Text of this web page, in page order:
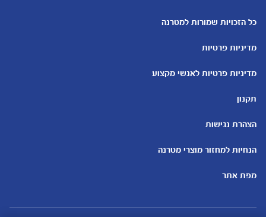
מחשבון ביוץ
מחשבון שמות
מחשבון צבע עיניים
כל הזכויות שמורות למטרנה
מדיניות פרטיות
מדיניות פרטיות לאנשי מקצוע
תקנון
הצהרת נגישות
הנחיות למחזור מוצרי מטרנה
מפת אתר